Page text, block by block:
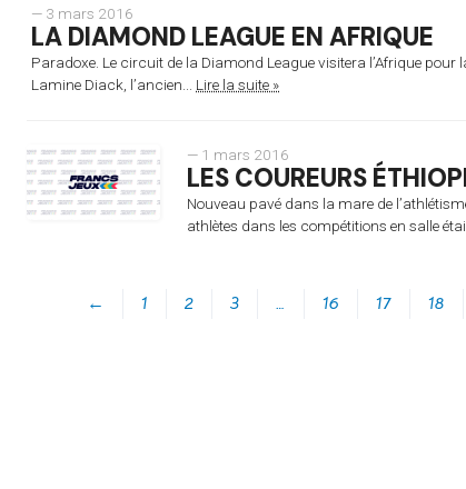
— 3 mars 2016
LA DIAMOND LEAGUE EN AFRIQUE
Paradoxe. Le circuit de la Diamond League visitera l’Afrique
Lamine Diack, l’ancien... Lire la suite »
— 1 mars 2016
LES COUREURS
Nouveau pavé dans la mare de
athlètes dans les compétitions en salle
← 1 2 3 … 16 17 18